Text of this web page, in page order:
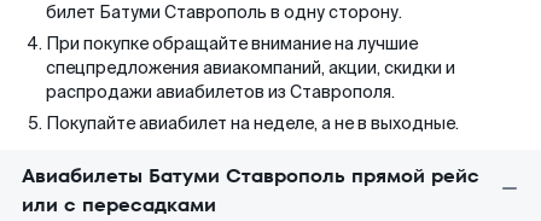
билет Батуми Ставрополь в одну сторону.
При покупке обращайте внимание на лучшие
спецпредложения авиакомпаний, акции, скидки и
распродажи авиабилетов из Ставрополя.
Покупайте авиабилет на неделе, а не в выходные.
Авиабилеты Батуми Ставрополь прямой рейс
или с пересадками